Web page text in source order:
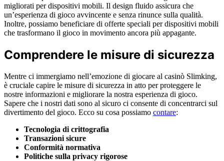
migliorati per dispositivi mobili. Il design fluido assicura che
un’esperienza di gioco avvincente e senza rinunce sulla qualità.
Inoltre, possiamo beneficiare di offerte speciali per dispositivi mobili
che trasformano il gioco in movimento ancora più appagante.
Comprendere le misure di sicurezza
Mentre ci immergiamo nell’emozione di giocare al casinò Slimking,
è cruciale capire le misure di sicurezza in atto per proteggere le
nostre informazioni e migliorare la nostra esperienza di gioco.
Sapere che i nostri dati sono al sicuro ci consente di concentrarci sul
divertimento del gioco. Ecco su cosa possiamo contare:
Tecnologia di crittografia
Transazioni sicure
Conformità normativa
Politiche sulla privacy rigorose